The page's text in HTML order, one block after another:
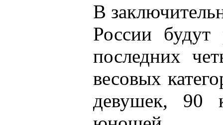
В
России будут
последних
весовых
девушек,